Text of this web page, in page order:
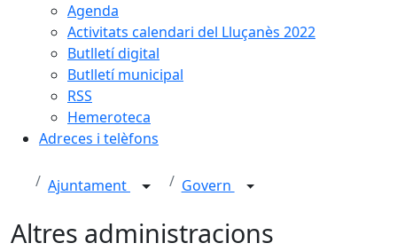
Agenda
Activitats calendari del Lluçanès 2022
Butlletí digital
Butlletí municipal
RSS
Hemeroteca
Adreces i telèfons
Ajuntament Govern
Altres administracions